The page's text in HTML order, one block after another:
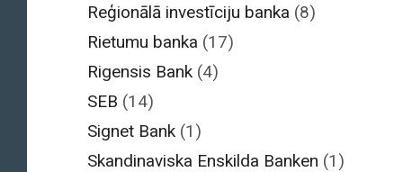
Reģionālā investīciju banka (8)
Rietumu banka (17)
Rigensis Bank (4)
SEB (14)
Signet Bank (1)
Skandinaviska Enskilda Banken (1)